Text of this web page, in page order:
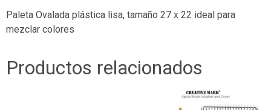
Paleta Ovalada plástica lisa, tamaño 27 x 22 ideal para
mezclar colores
Productos relacionados